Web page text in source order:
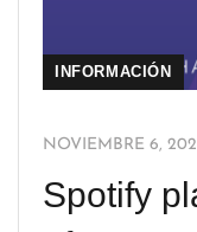
INFORMACIÓN
NOVIEMBRE 6,
Spotify